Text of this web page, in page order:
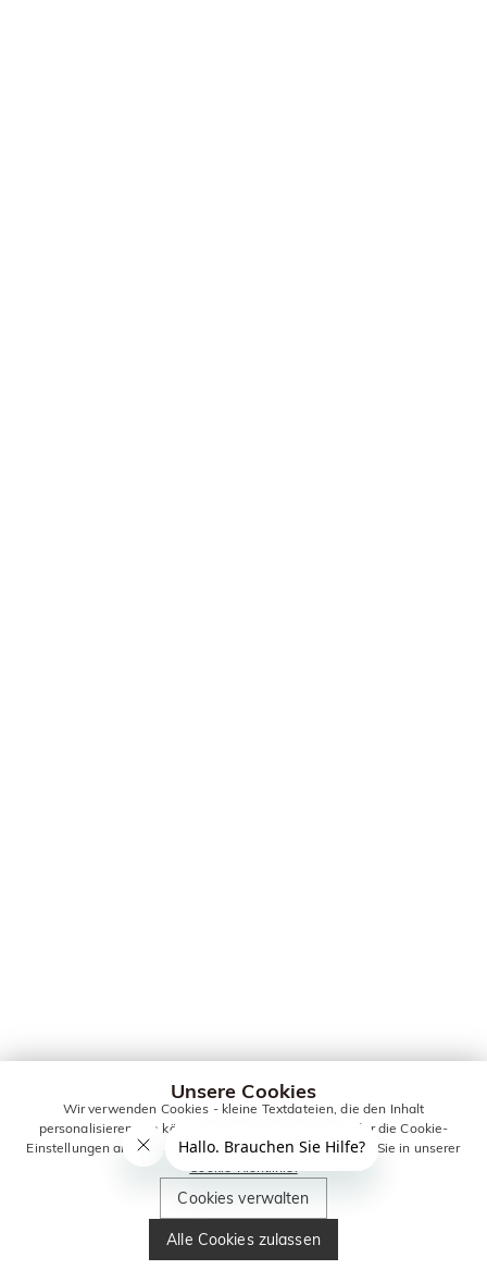
Unsere Cookies
Wir verwenden Cookies - kleine Textdateien, die den Inhalt
personalisieren. Sie können alle Cookies zulassen oder die Cookie-
Einstellungen anpassen. Weitere Informationen erhalten Sie in unserer
Cookie-Richtlinie.
Cookies verwalten
Alle Cookies zulassen